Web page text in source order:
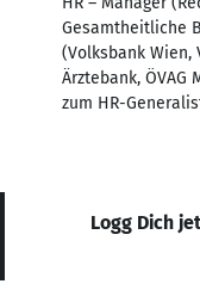
Gesamtheitliche
(Volksbank Wien,
Ärztebank,
zum HR-
Logg Dich